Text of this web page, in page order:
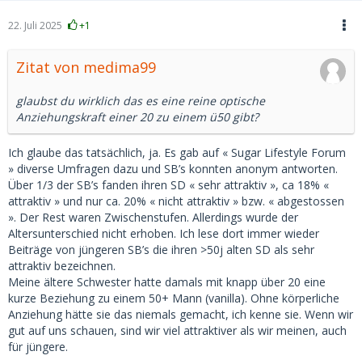
22. Juli 2025 +1
Zitat von medima99
glaubst du wirklich das es eine reine optische
Anziehungskraft einer 20 zu einem ü50 gibt?
Ich glaube das tatsächlich, ja. Es gab auf « Sugar Lifestyle Forum
» diverse Umfragen dazu und SB’s konnten anonym antworten.
Über 1/3 der SB’s fanden ihren SD « sehr attraktiv », ca 18% «
attraktiv » und nur ca. 20% « nicht attraktiv » bzw. « abgestossen
». Der Rest waren Zwischenstufen. Allerdings wurde der
Altersunterschied nicht erhoben. Ich lese dort immer wieder
Beiträge von jüngeren SB’s die ihren >50j alten SD als sehr
attraktiv bezeichnen.
Meine ältere Schwester hatte damals mit knapp über 20 eine
kurze Beziehung zu einem 50+ Mann (vanilla). Ohne körperliche
Anziehung hätte sie das niemals gemacht, ich kenne sie. Wenn wir
gut auf uns schauen, sind wir viel attraktiver als wir meinen, auch
für jüngere.